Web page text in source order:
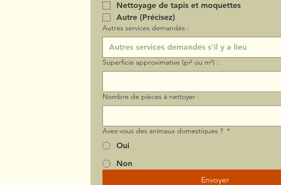
Nettoyage de tapis et moquettes
Autre (Précisez)
Autres services demandés :
Superficie approximative (pi² ou m²) :
Nombre de pièces à nettoyer :
Avez-vous des animaux domestiques ? *
Oui
Non
Envoyer